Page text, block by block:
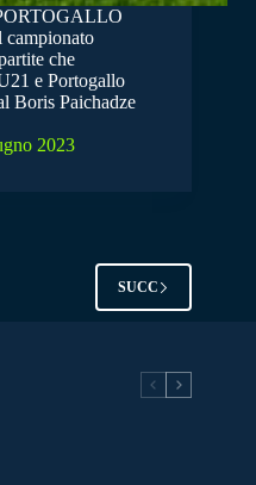
campionato
che
e Portogallo
Boris Paichadze
2023
SUCC